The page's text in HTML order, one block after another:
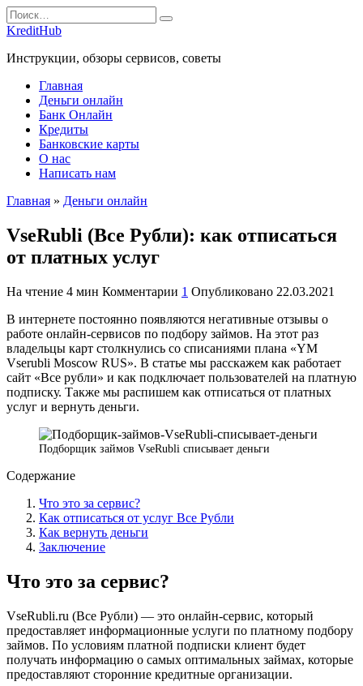
Перейти
к
Search
for:
KreditHub
Инструкции, обзоры сервисов, советы
Главная
Деньги онлайн
Банк Онлайн
Кредиты
Банковские карты
О нас
Написать нам
Главная » Деньги онлайн
VseRubli (Все Рубли): как отписаться
от платных услуг
На чтение 4 мин Комментарии 1 Опубликовано 22.03.2021
В интернете постоянно появляются негативные отзывы о
работе онлайн-сервисов по подбору займов. На этот раз
владельцы карт столкнулись со списаниями плана «YM
Vserubli Moscow RUS». В статье мы расскажем как работает
сайт «Все рубли» и как подключает пользователей на платную
подписку. Также мы распишем как отписаться от платных
услуг и вернуть деньги.
Подборщик займов VseRubli списывает деньги
Содержание
Что это за сервис?
Как отписаться от услуг Все Рубли
Как вернуть деньги
Заключение
Что это за сервис?
VseRubli.ru (Все Рубли) — это онлайн-сервис, который
предоставляет информационные услуги по платному подбору
займов. По условиям платной подписки клиент будет
получать информацию о самых оптимальных займах, которые
предоставляют сторонние кредитные организации.